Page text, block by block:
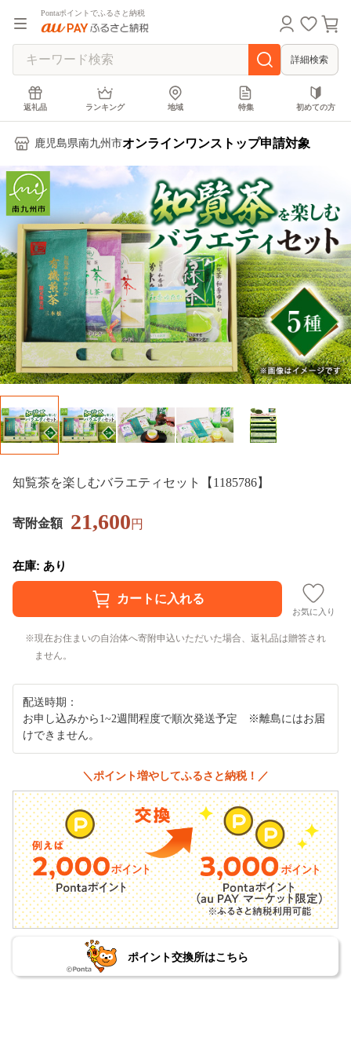
Pontaポイントでふるさと納税
詳細検索
返礼品 ランキング 地域 特集 初めての方
鹿児島県南九州市オンラインワンストップ申請対象
知覧茶を楽しむバラエティセット【1185786】
寄附金額 21,600円
在庫: あり
お気に入り
現在お住まいの自治体へ寄附申込いただいた場合、返礼品は贈答され
ません。
配送時期：
お申し込みから1~2週間程度で順次発送予定 ※離島にはお届
けできません。
＼ポイント増やしてふるさと納税！／
ポイント交換所はこちら